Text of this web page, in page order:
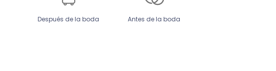
Después de la boda Antes de la boda